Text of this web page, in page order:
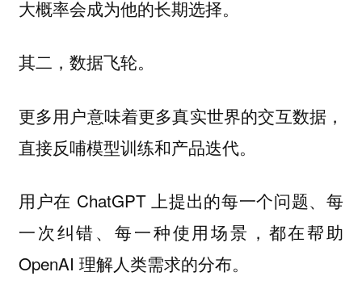
大概率会成为他的长期选择。
其二，数据飞轮。
更多用户意味着更多真实世界的交互数据，
直接反哺模型训练和产品迭代。
用户在 ChatGPT 上提出的每一个问题、每
一次纠错、每一种使用场景，都在帮助
OpenAI 理解人类需求的分布。